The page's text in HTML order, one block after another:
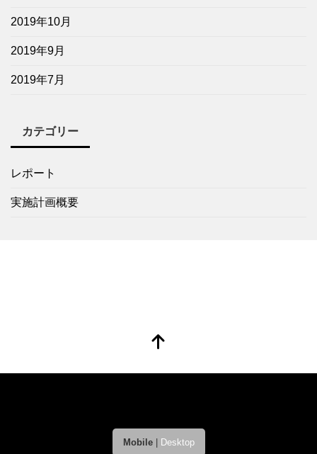
2019年10月
2019年9月
2019年7月
カテゴリー
レポート
実施計画概要
Mobile| Desktop